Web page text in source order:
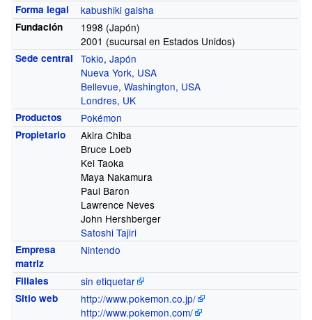
Forma legal kabushiki gaisha
Fundación
1998 (Japón)
2001 (sucursal en Estados Unidos)
Sede central Tokio,Japón
Nueva York, USA
Bellevue, Washington, USA
Londres, UK
Productos Pokémon
Propietario
Akira Chiba
Bruce Loeb
Kei Taoka
Maya Nakamura
Paul Baron
Lawrence Neves
John Hershberger
Satoshi Tajiri
Empresa
matriz
Nintendo
Filiales sin etiquetar
Sitio web
http://www.pokemon.co.jp/
http://www.pokemon.com/